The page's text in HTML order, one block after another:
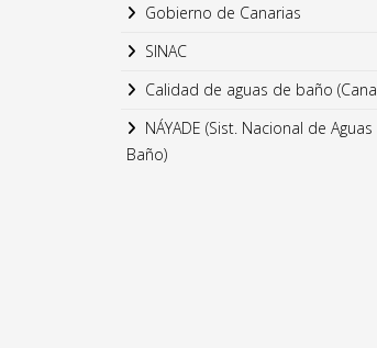
Gobierno de Canarias
SINAC
Calidad de aguas de baño
NÁYADE (Sist. Nacional de
Baño)